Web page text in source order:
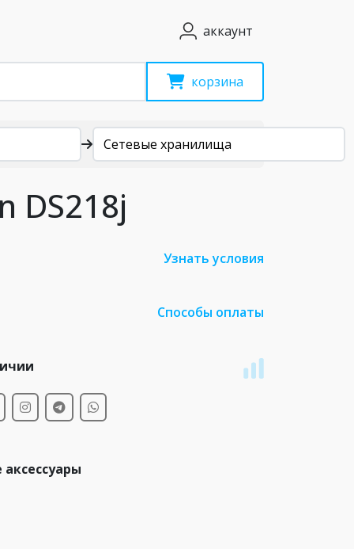
аккаунт
корзина
Сетевые хранилища
DS218j
Узнать условия
Способы оплаты